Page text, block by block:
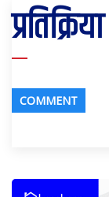
प्रतिक्रिया
COMMENT